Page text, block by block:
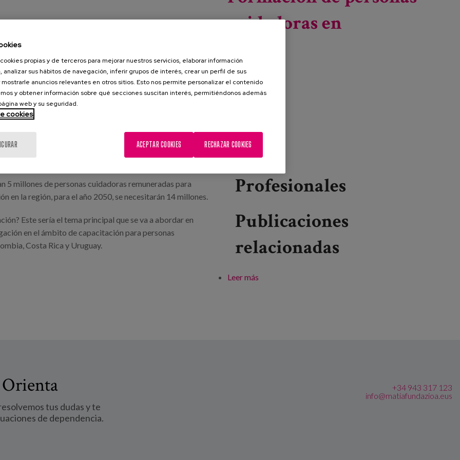
cuidadoras en
centrado en la persona
5 millones de personas cuidadoras remuneradas para
en la región, para el año 2050, se necesitarán 14 millones.
Este sería el tema principal que se va a abordar en
en el ámbito de capacitación para personas
Costa Rica y Uruguay.
Profesionales
Publicaciones
relacionadas
Leer más
tus dudas y te
de dependencia.
+34 943 317 123
info@matiafundazioa.eus
propias y de terceros para mejorar nuestros servicios, elaborar información
analizar sus hábitos de navegación, inferir grupos de interés, crear un perfil de sus
anuncios relevantes en otros sitios. Esto nos permite personalizar el contenido
y obtener información sobre qué secciones suscitan interés, permitiéndonos además
web y su seguridad.
cookies
RECHAZAR COOKIES
ACEPTAR COOKIES